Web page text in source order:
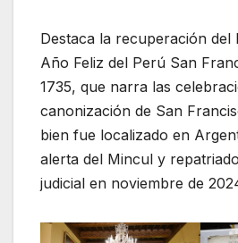
Destaca la recuperación del
Año Feliz del Perú San
1735, que narra las
canonización de San
bien fue localizado en
alerta del Mincul y
judicial en noviembre de